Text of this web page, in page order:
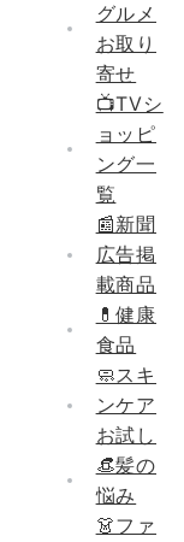
グルメ
お取り
寄せ
📺TVシ
ョッピ
ング一
覧
📰新聞
広告掲
載商品
💊健康
食品
🧼スキ
ンケア
お試し
👒髪の
悩み
👗ファ